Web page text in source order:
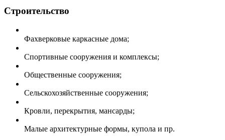
Строительство
Фахверковые каркасные дома;
Спортивные сооружения и комплексы;
Общественные сооружения;
Сельскохозяйственные сооружения;
Кровли, перекрытия, мансарды;
Малые архитектурные формы, купола и пр.